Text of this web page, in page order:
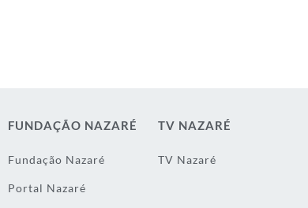
FUNDAÇÃO NAZARÉ
Fundação Nazaré
Portal Nazaré
TV NAZARÉ
TV Nazaré